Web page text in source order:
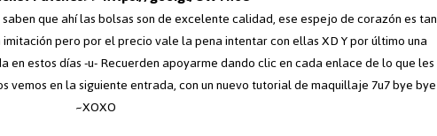
que ahí las bolsas son de excelente calidad, ese espejo de corazón es tan
pero por el precio vale la pena intentar con ellas XD Y por último una
en estos días -u- Recuerden apoyarme dando clic en cada enlace de lo que les
vemos en la siguiente entrada, con un nuevo tutorial de maquillaje 7u7 bye bye
~XOXO